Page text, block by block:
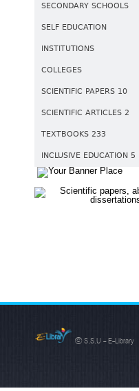
SECONDARY SCHOOLS
SELF EDUCATION
INSTITUTIONS
COLLEGES
SCIENTIFIC PAPERS 10
SCIENTIFIC ARTICLES 2
TEXTBOOKS 233
INCLUSIVE EDUCATION 5
© S.S.U - E-Library